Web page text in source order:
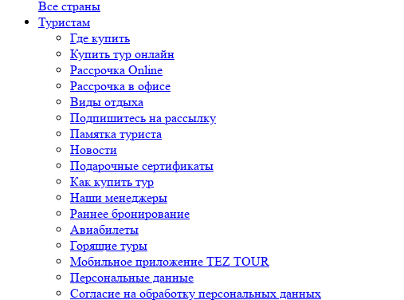
Все страны
Туристам
Где купить
Купить тур онлайн
Рассрочка Online
Рассрочка в офисе
Виды отдыха
Подпишитесь на рассылку
Памятка туриста
Новости
Подарочные сертификаты
Как купить тур
Наши менеджеры
Раннее бронирование
Авиабилеты
Горящие туры
Мобильное приложение TEZ TOUR
Персональные данные
Согласие на обработку персональных данных